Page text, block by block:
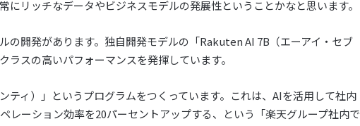
リッチなデータやビジネスモデルの発展性ということかなと思います。
の開発があります。独自開発モデルの「Rakuten AI 7B（エーアイ・セブ
スの高いパフォーマンスを発揮しています。
ティ）」というプログラムをつくっています。これは、AIを活用して社内
レーション効率を20パーセントアップする、という「楽天グループ社内で